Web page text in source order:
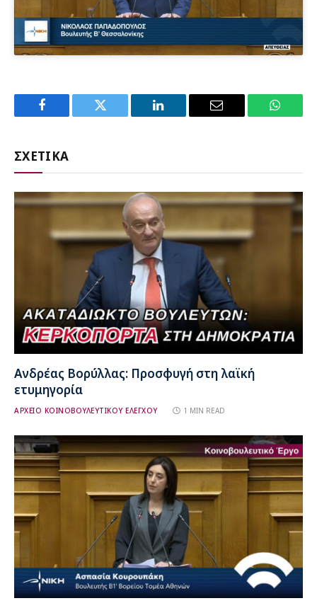
Facebook Twitter LinkedIn Email
ΣΧΕΤΙΚΑ
Ανδρέας Βορύλλας: Προσφυγή στη λαϊκή
ετυμηγορία
ΑΡΧΕΙΟ ΚΟΙΝΟΒΟΥΛΕΥΤΙΚΟΥ ΕΛΕΓΧΟΥ 1 MIN READ